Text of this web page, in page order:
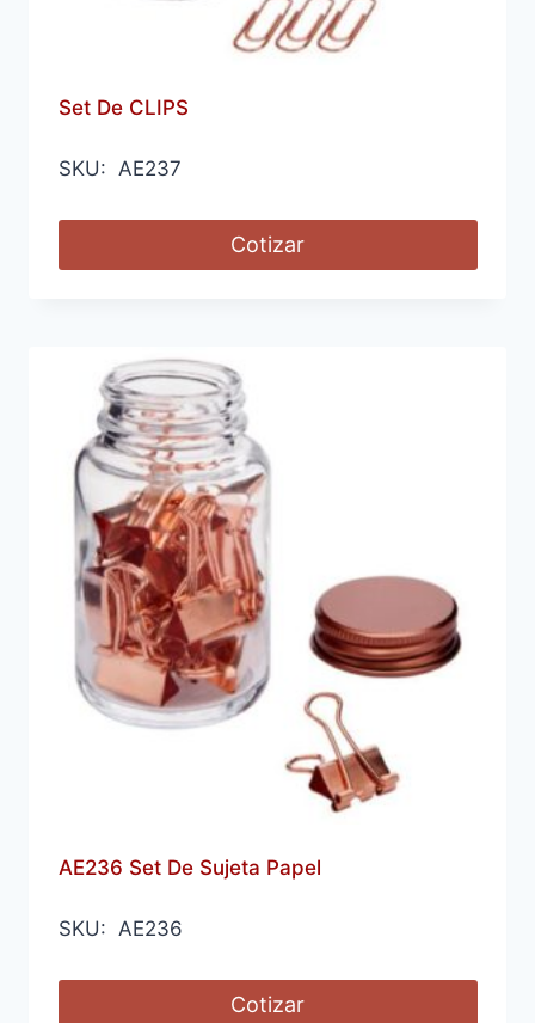
Set De CLIPS
SKU: AE237
Cotizar
AE236 Set De Sujeta Papel
SKU: AE236
Cotizar